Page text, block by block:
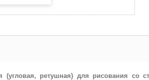
(угловая, ретушная) для рисования со